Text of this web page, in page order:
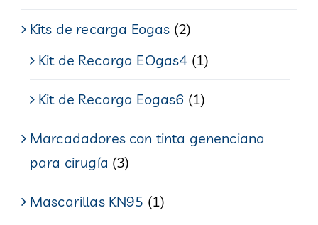
Kits de recarga Eogas (2)
Kit de Recarga EOgas4 (1)
Kit de Recarga Eogas6 (1)
Marcadadores con tinta genenciana
para cirugía (3)
Mascarillas KN95 (1)